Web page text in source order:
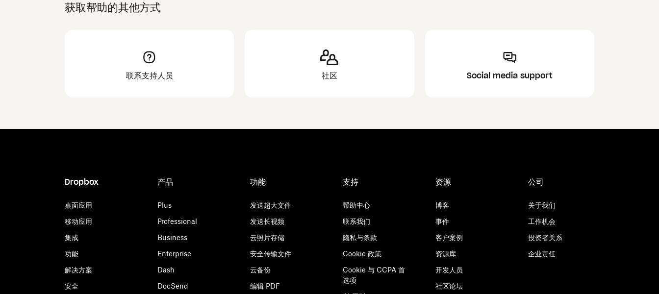
获取帮助的其他方式
联系支持人员 社区 Social media support
Dropbox
桌面应用
移动应用
集成
功能
解决方案
安全
产品
Plus
Professional
Business
Enterprise
Dash
DocSend
功能
发送超大文件
发送长视频
云照片存储
安全传输文件
云备份
编辑 PDF
支持
帮助中心
联系我们
隐私与条款
Cookie 政策
Cookie 与 CCPA 首
选项
资源
博客
事件
客户案例
资源库
开发人员
社区论坛
公司
关于我们
工作机会
投资者关系
企业责任